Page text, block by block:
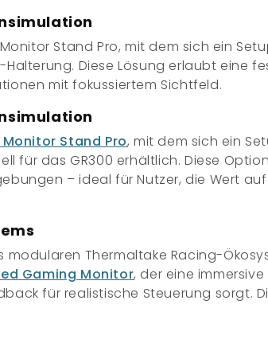
Stand Pro, mit dem sich ein
Halterung. Diese Lösung erlaubt eine
mit fokussiertem Sichtfeld.
Stand Pro, mit dem sich ein
für das GR300 erhältlich. Diese
– ideal für Nutzer, die Wert
modularen Thermaltake Racing-
Gaming Monitor, der eine
für realistische Steuerung sorgt.